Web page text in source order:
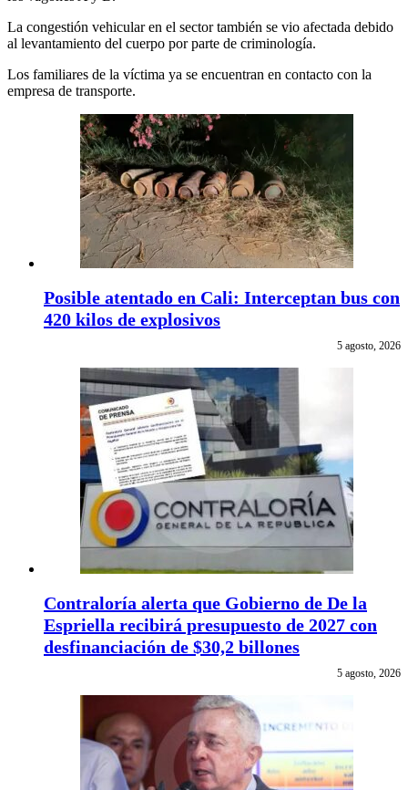
La congestión vehicular en el sector también se vio afectada debido
al levantamiento del cuerpo por parte de criminología.
Los familiares de la víctima ya se encuentran en contacto con la
empresa de transporte.
Posible atentado en Cali: Interceptan bus con
420 kilos de explosivos
5 agosto, 2026
Contraloría alerta que Gobierno de De la
Espriella recibirá presupuesto de 2027 con
desfinanciación de $30,2 billones
5 agosto, 2026